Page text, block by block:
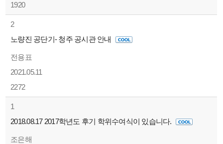
1920
2
노량진 공단기- 청주 공시관 안내
전용표
2021.05.11
2272
1
2018.08.17 2017학년도 후기 학위수여식이 있습니다.
조은해